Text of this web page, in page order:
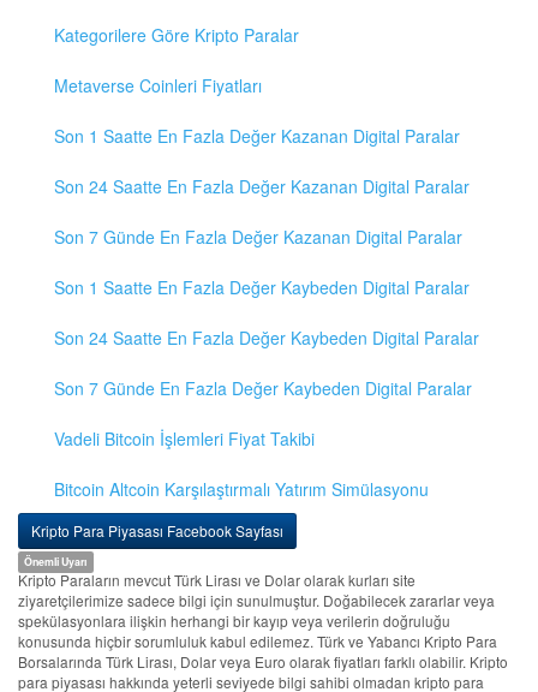
Kategorilere Göre Kripto Paralar
Metaverse Coinleri Fiyatları
Son 1 Saatte En Fazla Değer Kazanan Digital Paralar
Son 24 Saatte En Fazla Değer Kazanan Digital Paralar
Son 7 Günde En Fazla Değer Kazanan Digital Paralar
Son 1 Saatte En Fazla Değer Kaybeden Digital Paralar
Son 24 Saatte En Fazla Değer Kaybeden Digital Paralar
Son 7 Günde En Fazla Değer Kaybeden Digital Paralar
Vadeli Bitcoin İşlemleri Fiyat Takibi
Bitcoin Altcoin Karşılaştırmalı Yatırım Simülasyonu
Kripto Para Piyasası Facebook Sayfası
Önemli Uyarı
Kripto Paraların mevcut Türk Lirası ve Dolar olarak kurları site
ziyaretçilerimize sadece bilgi için sunulmuştur. Doğabilecek zararlar veya
spekülasyonlara ilişkin herhangi bir kayıp veya verilerin doğruluğu
konusunda hiçbir sorumluluk kabul edilemez. Türk ve Yabancı Kripto Para
Borsalarında Türk Lirası, Dolar veya Euro olarak fiyatları farklı olabilir. Kripto
para piyasası hakkında yeterli seviyede bilgi sahibi olmadan kripto para